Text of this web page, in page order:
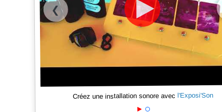
❮
Créez une installation sonore avecl'Exposi'Son